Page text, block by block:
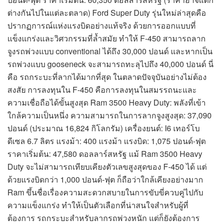
ต่างกันไปในแต่ละตลาด) Ford Super Duty รุ่นใหม่ล่าสุดคือ
ปรากฏการณ์แห่งแรงบิดอย่างแท้จริง ด้วยการออกแบบที่
แข็งแกร่งและวิศวกรรมที่ล้ำสมัย ทำให้ F-450 สามารถลาก
จูงรถพ่วงแบบ conventional ได้ถึง 30,000 ปอนด์ และหากเป็น
รถพ่วงแบบ gooseneck จะสามารถทะลุไปถึง 40,000 ปอนด์ นี่
คือ รถกระบะที่ลากได้มากที่สุด ในตลาดปัจจุบันอย่างไม่ต้อง
สงสัย การลงทุนใน F-450 คือการลงทุนในสมรรถนะและ
ความเชื่อถือได้ขั้นสูงสุด Ram 3500 Heavy Duty: พลังที่เข้า
ใกล้ความเป็นหนึ่ง ความสามารถในการลากจูงสูงสุด: 37,090
ปอนด์ (ประมาณ 16,824 กิโลกรัม) เครื่องยนต์: I6 เทอร์โบ
ดีเซล 6.7 ลิตร แรงม้า: 400 แรงม้า แรงบิด: 1,075 ปอนด์-ฟุต
ราคาเริ่มต้น: 47,580 ดอลลาร์สหรัฐ แม้ Ram 3500 Heavy
Duty จะไม่สามารถเทียบเคียงตัวเลขสูงสุดของ F-450 ได้ แต่
ด้วยแรงบิดกว่า 1,000 ปอนด์-ฟุต ก็ถือว่าใกล้เคียงอย่างมาก
Ram ขึ้นชื่อเรื่องความสะดวกสบายในการขับขี่ควบคู่ไปกับ
ความแข็งแกร่ง ทำให้เป็นตัวเลือกที่น่าสนใจสำหรับผู้ที่
ต้องการ รถกระบะสำหรับลากรถพ่วงหนัก แต่ก็ยังต้องการ